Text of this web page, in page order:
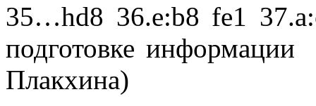
35…hd8 36.e:b8 fe1
подготовке
Плакхина)